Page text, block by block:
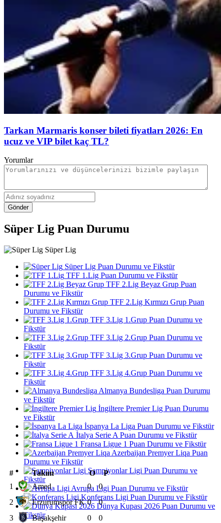
Tarkan Marmaris konser bileti fiyatları 2026: En
ucuz ve VIP bilet kaç TL?
Yorumlar
Gönder
Süper Lig Puan Durumu
Süper Lig
Süper Lig Puan Durumu ve Fikstür
TFF 1.Lig Puan Durumu ve Fikstür
TFF 2.Lig Beyaz Grup Puan
Durumu ve Fikstür
TFF 2.Lig Kırmızı Grup Puan
Durumu ve Fikstür
TFF 3.Lig 1.Grup Puan Durumu ve
Fikstür
TFF 3.Lig 2.Grup Puan Durumu ve
Fikstür
TFF 3.Lig 3.Grup Puan Durumu ve
Fikstür
TFF 3.Lig 4.Grup Puan Durumu ve
Fikstür
Almanya Bundesliga Puan Durumu
ve Fikstür
İngiltere Premier Lig Puan Durumu
ve Fikstür
İspanya La Liga Puan Durumu ve Fikstür
İtalya Serie A Puan Durumu ve Fikstür
Fransa Ligue 1 Puan Durumu ve Fikstür
Azerbaijan Premyer Liqa Puan
Durumu ve Fikstür
Şampiyonlar Ligi Puan Durumu ve
Fikstür
Avrupa Ligi Puan Durumu ve Fikstür
Konferans Ligi Puan Durumu ve Fikstür
Dünya Kupası 2026 Puan Durumu ve
Fikstür
# Takım O
P
1
Amed 0
0
2
Erzurumspor FK 0
0
3
Başakşehir 0
0